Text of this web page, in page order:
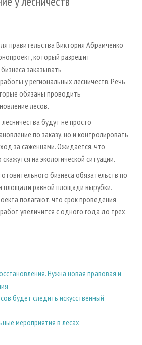
ПЛИТ
правительства Виктория Абрамченко
который разрешит
заказывать
у региональных лесничеств. Речь
обязаны проводить
лесов.
будут не просто
по заказу, но и контролировать
за саженцами. Ожидается, что
на экологической ситуации.
бизнеса обязательств по
площади равной площади вырубки.
полагают, что срок проведения
увеличится с одного года до трех
Нужна новая правовая и
будет следить искусственный
мероприятия в лесах